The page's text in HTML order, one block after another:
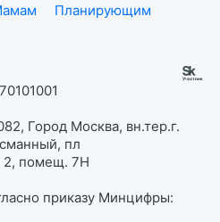
Планирующим
Город Москва, вн.тер.г.
пл
2, помещ. 7Н
приказу Минцифры: